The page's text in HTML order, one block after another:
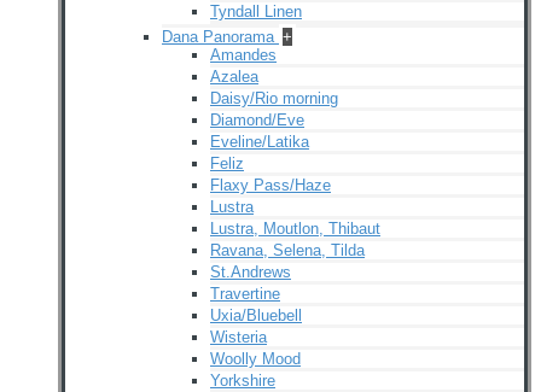
Tyndall Linen
Dana Panorama +
Amandes
Azalea
Daisy/Rio morning
Diamond/Eve
Eveline/Latika
Feliz
Flaxy Pass/Haze
Lustra
Lustra, Moutlon, Thibaut
Ravana, Selena, Tilda
St.Andrews
Travertine
Uxia/Bluebell
Wisteria
Woolly Mood
Yorkshire